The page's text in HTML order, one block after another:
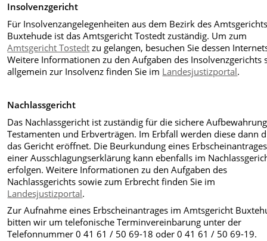
Insolvenzgericht
Für Insolvenzangelegenheiten aus dem Bezirk des
Buxtehude ist das Amtsgericht Tostedt zuständig. Um zum
Amtsgericht Tostedt zu gelangen, besuchen Sie dessen
Weitere Informationen zu den Aufgaben des Insolvenzgerichts
allgemein zur Insolvenz finden Sie im Landesjustizportal.
Nachlassgericht
Das Nachlassgericht ist zuständig für die sichere
Testamenten und Erbverträgen. Im Erbfall werden diese dann
das Gericht eröffnet. Die Beurkundung eines
einer Ausschlagungserklärung kann ebenfalls im
erfolgen. Weitere Informationen zu den Aufgaben des
Nachlassgerichts sowie zum Erbrecht finden Sie im
Landesjustizportal.
Zur Aufnahme eines Erbscheinantrages im Amtsgericht
bitten wir um telefonische Terminvereinbarung unter der
Telefonnummer 0 41 61 / 50 69-18 oder 0 41 61 / 50 69-19.